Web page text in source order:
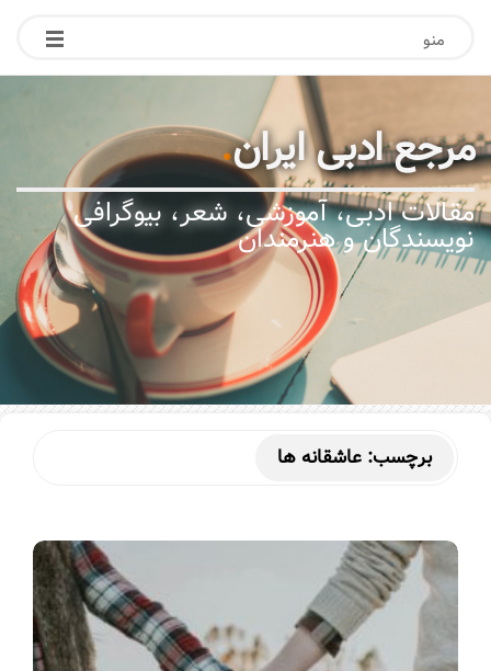
منو
مرجع ادبی ایران.
مقالات ادبی، آموزشی، شعر، بیوگرافی
نویسندگان و هنرمندان
برچسب: عاشقانه ها